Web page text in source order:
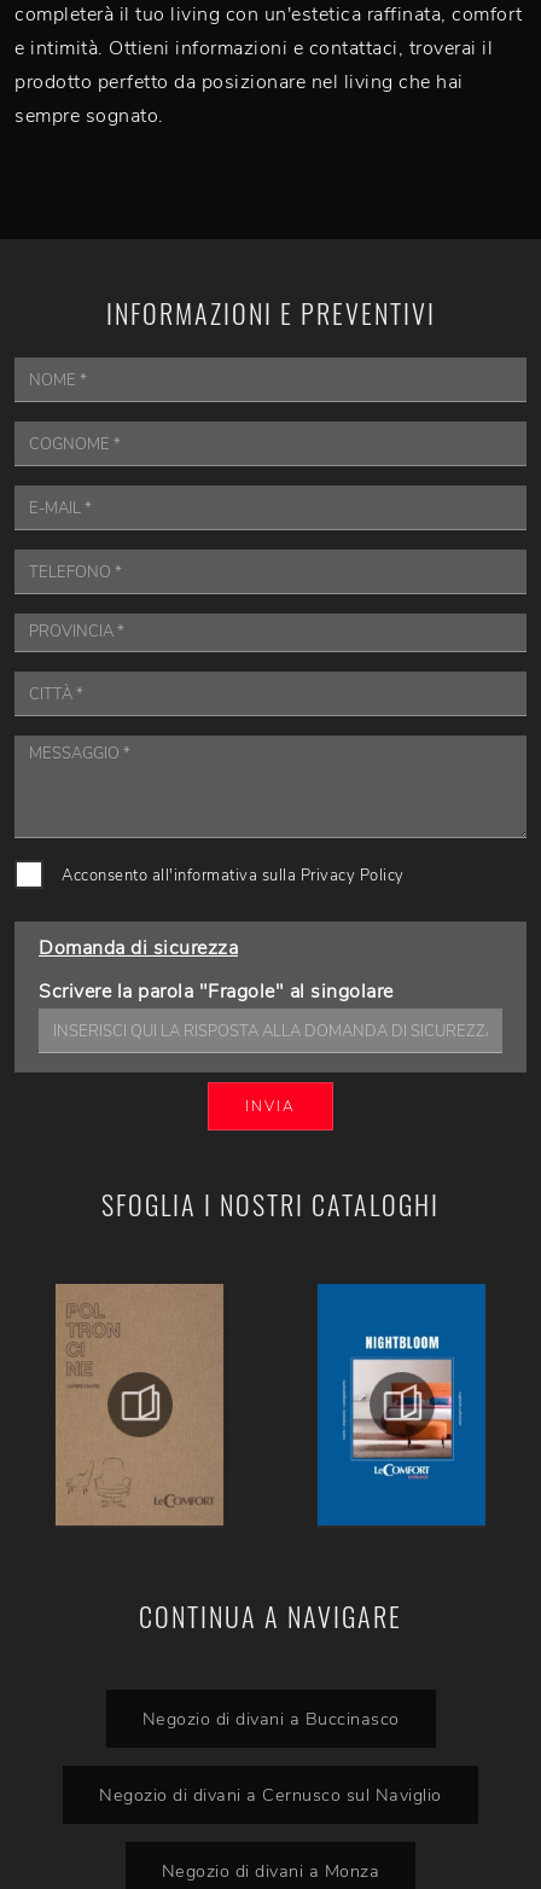
completerà il tuo living con un'estetica raffinata, comfort
e intimità. Ottieni informazioni e contattaci, troverai il
prodotto perfetto da posizionare nel living che hai
sempre sognato.
SFOGLIA I NOSTRI CATALOGHI
CONTINUA A NAVIGARE
Negozio di divani a Buccinasco
Negozio di divani a Cernusco sul Naviglio
Negozio di divani a Monza
INFORMAZIONI E PREVENTIVI
Acconsento all'informativa sulla Privacy Policy
Domanda di sicurezza
Scrivere la parola "Fragole" al singolare
INVIA